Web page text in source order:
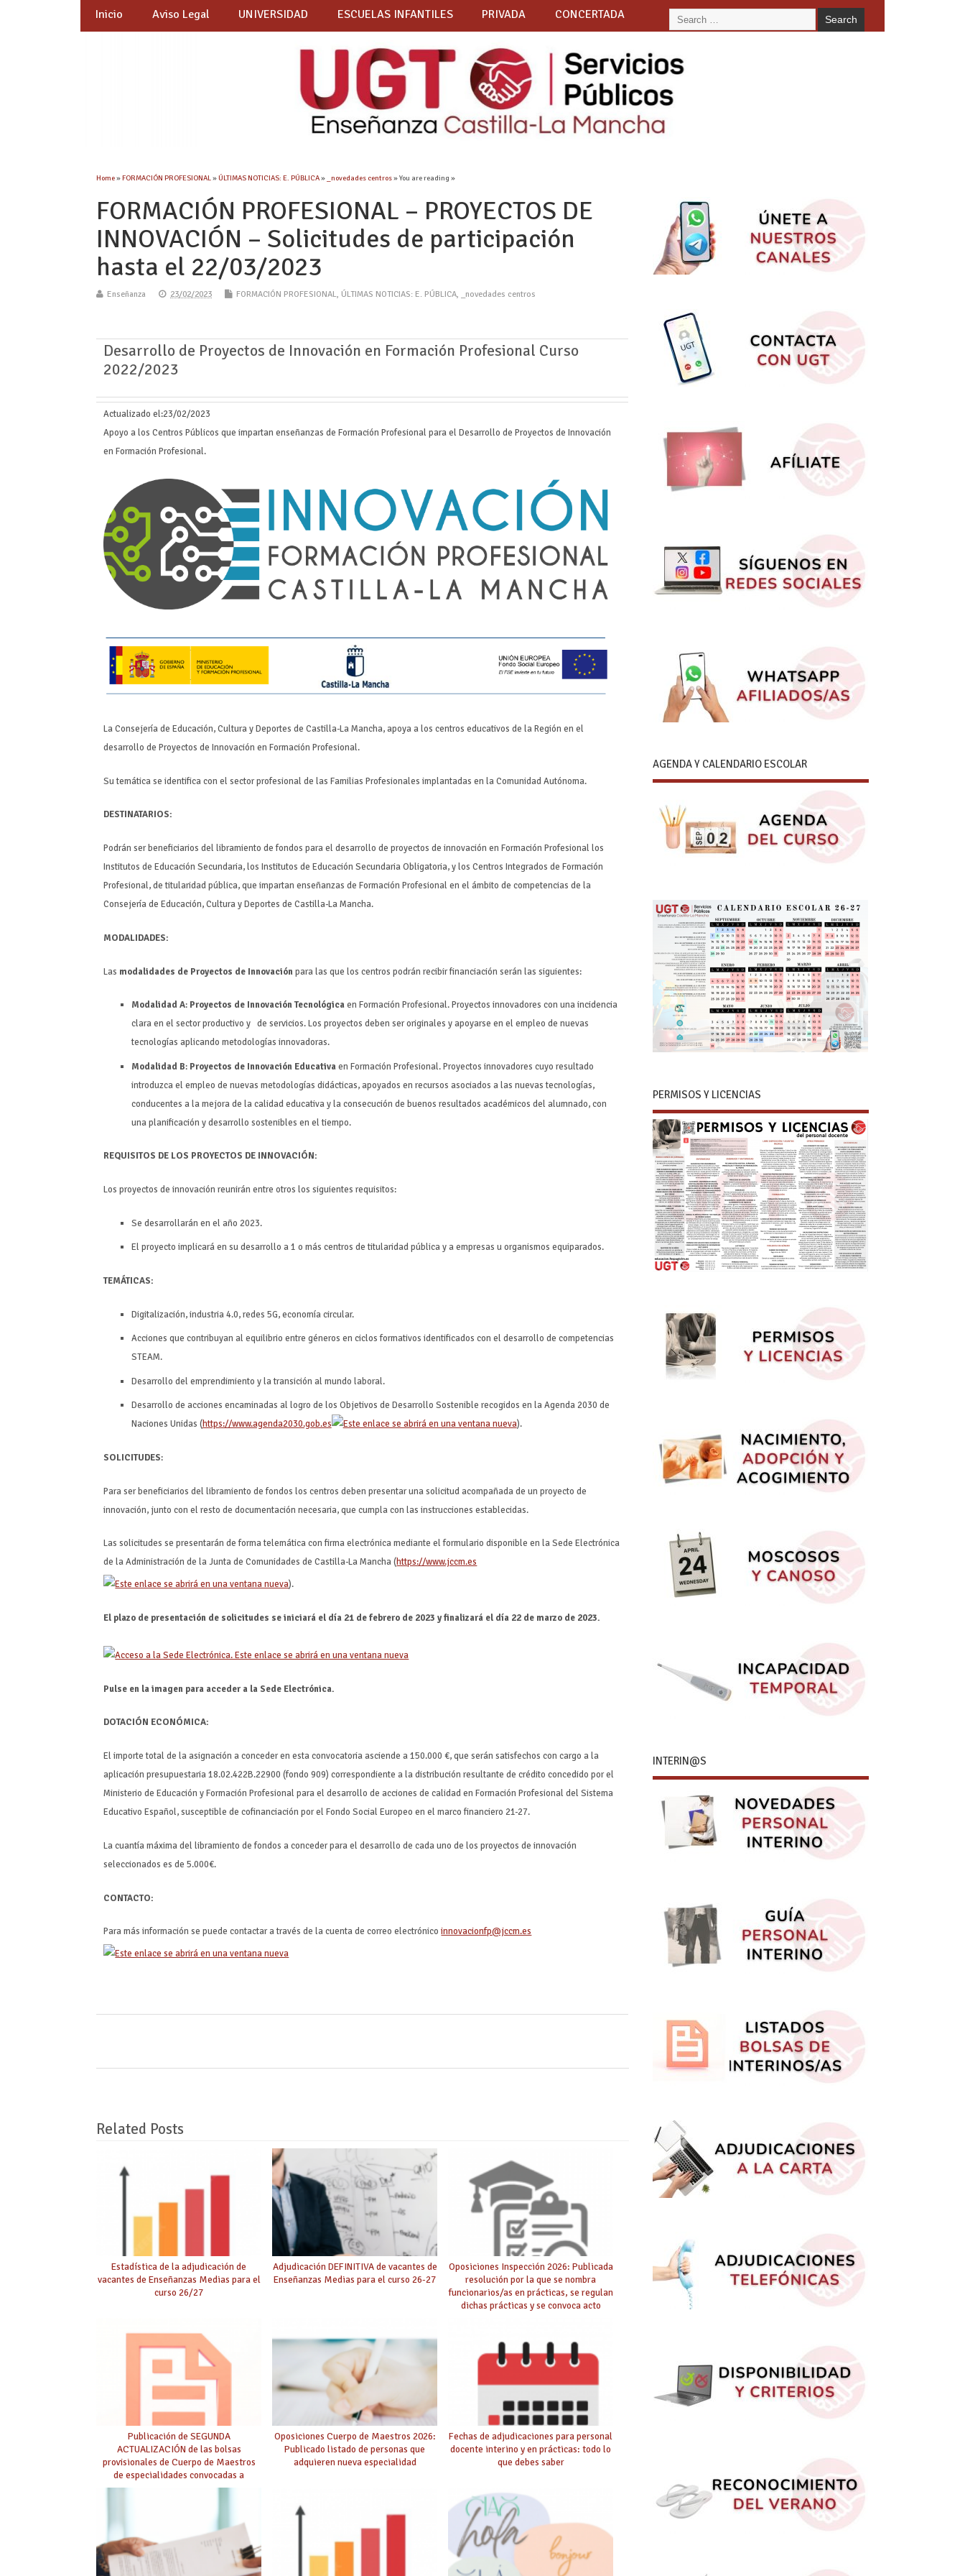
Inicio Aviso Legal UNIVERSIDAD ESCUELAS INFANTILES PRIVADA CONCERTADA
Home»FORMACIÓN PROFESIONAL»ÚLTIMAS NOTICIAS: E. PÚBLICA» _novedades centros» You are reading »
FORMACIÓN PROFESIONAL – PROYECTOS DE
INNOVACIÓN – Solicitudes de participación
hasta el 22/03/2023
Enseñanza 23/02/2023 FORMACIÓN PROFESIONAL, ÚLTIMAS NOTICIAS: E. PÚBLICA, _novedades centros
Desarrollo de Proyectos de Innovación en Formación Profesional Curso
2022/2023
Actualizado el:23/02/2023
Apoyo a los Centros Públicos que impartan enseñanzas de Formación Profesional para el Desarrollo de Proyectos de Innovación
en Formación Profesional.
La Consejería de Educación, Cultura y Deportes de Castilla-La Mancha, apoya a los centros educativos de la Región en el
desarrollo de Proyectos de Innovación en Formación Profesional.
Su temática se identifica con el sector profesional de las Familias Profesionales implantadas en la Comunidad Autónoma.
DESTINATARIOS:
Podrán ser beneficiarios del libramiento de fondos para el desarrollo de proyectos de innovación en Formación Profesional los
Institutos de Educación Secundaria, los Institutos de Educación Secundaria Obligatoria, y los Centros Integrados de Formación
Profesional, de titularidad pública, que impartan enseñanzas de Formación Profesional en el ámbito de competencias de la
Consejería de Educación, Cultura y Deportes de Castilla-La Mancha.
MODALIDADES:
Las modalidades de Proyectos de Innovaciónpara las que los centros podrán recibir financiación serán las siguientes:
Modalidad A: Proyectos de Innovación Tecnológicaen Formación Profesional. Proyectos innovadores con una incidencia
clara en el sector productivo y de servicios. Los proyectos deben ser originales y apoyarse en el empleo de nuevas
tecnologías aplicando metodologías innovadoras.
Modalidad B: Proyectos de Innovación Educativaen Formación Profesional. Proyectos innovadores cuyo resultado
introduzca el empleo de nuevas metodologías didácticas, apoyados en recursos asociados a las nuevas tecnologías,
conducentes a la mejora de la calidad educativa y la consecución de buenos resultados académicos del alumnado, con
una planificación y desarrollo sostenibles en el tiempo.
REQUISITOS DE LOS PROYECTOS DE INNOVACIÓN:
Los proyectos de innovación reunirán entre otros los siguientes requisitos:
Se desarrollarán en el año 2023.
El proyecto implicará en su desarrollo a 1 o más centros de titularidad pública y a empresas u organismos equiparados.
TEMÁTICAS:
Digitalización, industria 4.0, redes 5G, economía circular.
Acciones que contribuyan al equilibrio entre géneros en ciclos formativos identificados con el desarrollo de competencias
STEAM.
Desarrollo del emprendimiento y la transición al mundo laboral.
Desarrollo de acciones encaminadas al logro de los Objetivos de Desarrollo Sostenible recogidos en la Agenda 2030 de
Naciones Unidas (https://www.agenda2030.gob.es ).
SOLICITUDES:
Para ser beneficiarios del libramiento de fondos los centros deben presentar una solicitud acompañada de un proyecto de
innovación, junto con el resto de documentación necesaria, que cumpla con las instrucciones establecidas.
Las solicitudes se presentarán de forma telemática con firma electrónica mediante el formulario disponible en la Sede Electrónica
de la Administración de la Junta de Comunidades de Castilla-La Mancha (https://www.jccm.es
).
El plazo de presentación de solicitudes se iniciará el día 21 de febrero de 2023 y finalizará el día 22 de marzo de 2023.
Pulse en la imagen para acceder a la Sede Electrónica.
DOTACIÓN ECONÓMICA:
El importe total de la asignación a conceder en esta convocatoria asciende a 150.000 €, que serán satisfechos con cargo a la
aplicación presupuestaria 18.02.422B.22900 (fondo 909) correspondiente a la distribución resultante de crédito concedido por el
Ministerio de Educación y Formación Profesional para el desarrollo de acciones de calidad en Formación Profesional del Sistema
Educativo Español, susceptible de cofinanciación por el Fondo Social Europeo en el marco financiero 21-27.
La cuantía máxima del libramiento de fondos a conceder para el desarrollo de cada uno de los proyectos de innovación
seleccionados es de 5.000€.
CONTACTO:
Para más información se puede contactar a través de la cuenta de correo electrónicoinnovacionfp@jccm.es
Related Posts
Estadística de la adjudicación de
vacantes de Enseñanzas Medias para el
curso 26/27
Adjudicación DEFINITIVA de vacantes de
Enseñanzas Medias para el curso 26-27
Oposiciones Inspección 2026: Publicada
resolución por la que se nombra
funcionarios/as en prácticas, se regulan
dichas prácticas y se convoca acto
Publicación de SEGUNDA
ACTUALIZACIÓN de las bolsas
provisionales de Cuerpo de Maestros
de especialidades convocadas a
Oposiciones Cuerpo de Maestros 2026:
Publicado listado de personas que
adquieren nueva especialidad
Fechas de adjudicaciones para personal
docente interino y en prácticas: todo lo
que debes saber
AGENDA Y CALENDARIO ESCOLAR
PERMISOS Y LICENCIAS
INTERIN@S